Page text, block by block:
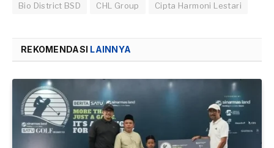
Bio District BSD CHL Group Cipta Harmoni Lestari
REKOMENDASI LAINNYA